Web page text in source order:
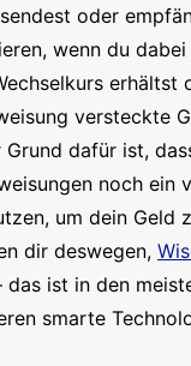
oder
wenn du dabei
erhältst
versteckte
Grund dafür ist,
noch ein
um dein Geld
dir deswegen,
das ist in den
smarte